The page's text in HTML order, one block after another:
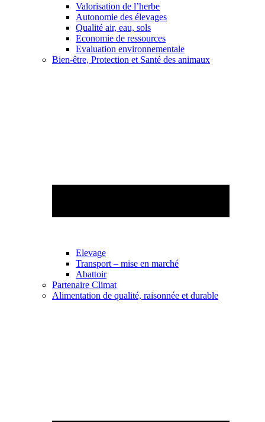
Valorisation de l’herbe
Autonomie des élevages
Qualité air, eau, sols
Economie de ressources
Evaluation environnementale
Bien-être, Protection et Santé des animaux
Elevage
Transport – mise en marché
Abattoir
Partenaire Climat
Alimentation de qualité, raisonnée et durable